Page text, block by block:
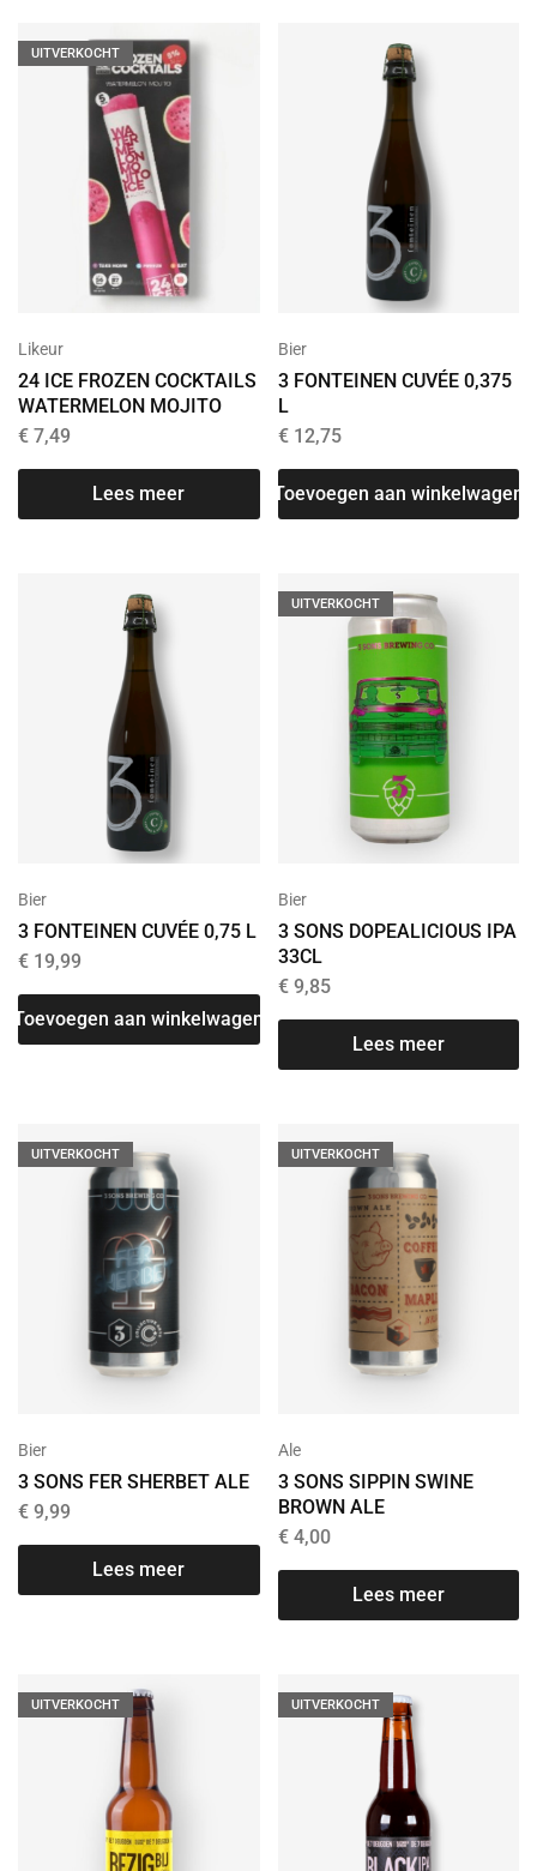
UITVERKOCHT
Likeur
24 ICE FROZEN COCKTAILS
WATERMELON MOJITO
€ 7,49
Lees meer
Bier
3 FONTEINEN CUVÉE 0,375
L
€12,75
Toevoegen aan winkelwagen
Bier
3 FONTEINEN CUVÉE 0,75 L
€ 19,99
Toevoegen aan winkelwagen
UITVERKOCHT
Bier
3 SONS DOPEALICIOUS IPA
33CL
€9,85
Lees meer
UITVERKOCHT
Bier
3 SONS FER SHERBET ALE
€ 9,99
Lees meer
UITVERKOCHT
Ale
3 SONS SIPPIN SWINE
BROWN ALE
€4,00
Lees meer
UITVERKOCHT UITVERKOCHT